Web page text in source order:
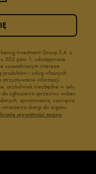
Investment Group S.A. z
303 paw. 1, udostępnione
uzasadnionym interesie
i usług własnych.
otrzymywanie informacji
aczkolwiek niezbędne w celu
zgłoszenia sprzeciwu wobec
sprostowania, usunięcia
skargi do organu
prywatności można